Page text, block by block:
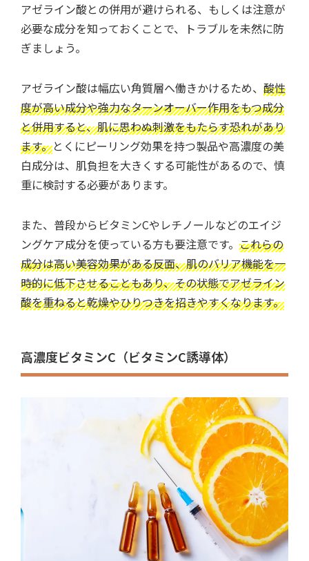
アゼライン酸との併用が避けられる、もしくは注意が
必要な成分を知っておくことで、トラブルを未然に防
ぎましょう。
アゼライン酸は幅広い角質層へ働きかけるため、 酸性
度が高い成分や強力なターンオーバー作用をもつ成分
と併用すると、肌に思わぬ刺激をもたらす恐れがあり
ます。とくにピーリング効果を持つ製品や高濃度の美
白成分は、肌負担を大きくする可能性があるので、慎
重に検討する必要があります。
また、普段からビタミンCやレチノールなどのエイジ
ングケア成分を使っている方も要注意です。 これらの
成分は高い美容効果がある反面、肌のバリア機能を一
時的に低下させることもあり、その状態でアゼライン
酸を重ねると乾燥やひりつきを招きやすくなります。
高濃度ビタミンC（ビタミンC誘導体）